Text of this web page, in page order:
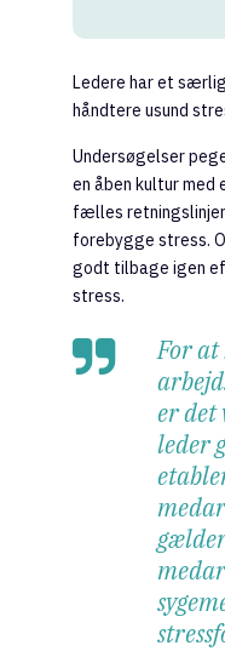
Ledere har et
håndtere usund
Undersøgelser
en åben kultur
fælles
forebygge stress.
godt tilbage igen
stress.
For at
er det
leder